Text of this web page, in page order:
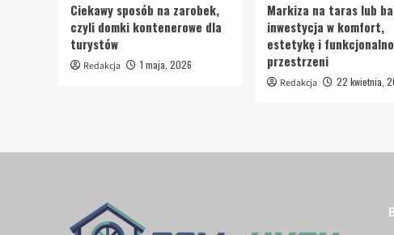
Ciekawy sposób na zarobek,
czyli domki kontenerowe dla
turystów
Redakcja 1 maja, 2026
Markiza na taras lub
inwestycja w komfort,
estetykę i
przestrzeni
Redakcja 22 kwietnia,